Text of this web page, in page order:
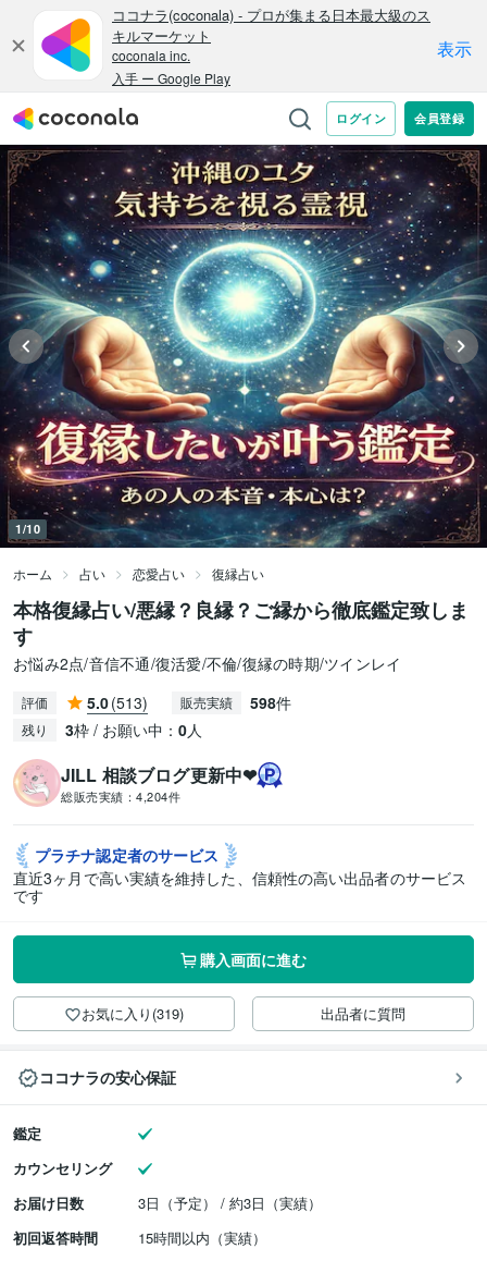
1/10
ホーム 占い 恋愛占い 復縁占い
本格復縁占い/悪縁？良縁？ご縁から徹底鑑定致しま
す
お悩み2点/音信不通/復活愛/不倫/復縁の時期/ツインレイ
評価 5.0(513) 販売実績 598件
残り 3枠 / お願い中： 0人
JILL 相談ブログ更新中❤︎
総販売実績： 4,204件
プラチナ認定者のサービス
直近3ヶ月で高い実績を維持した、信頼性の高い出品者のサービス
です
購入画面に進む
お気に入り(319) 出品者に質問
ココナラの安心保証
鑑定
カウンセリング
お届け日数
3日（予定） / 約3日（実績）
初回返答時間
15時間以内（実績）